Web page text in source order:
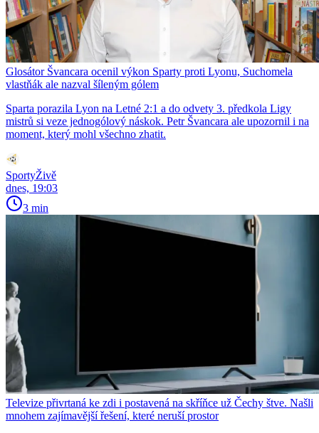
Glosátor Švancara ocenil výkon Sparty proti Lyonu, Suchomela
vlastňák ale nazval šíleným gólem
Sparta porazila Lyon na Letné 2:1 a do odvety 3. předkola Ligy
mistrů si veze jednogólový náskok. Petr Švancara ale upozornil i na
moment, který mohl všechno zhatit.
SportyŽivě
dnes, 19:03
3 min
Televize přivrtaná ke zdi i postavená na skříňce už Čechy štve. Našli
mnohem zajímavější řešení, které neruší prostor